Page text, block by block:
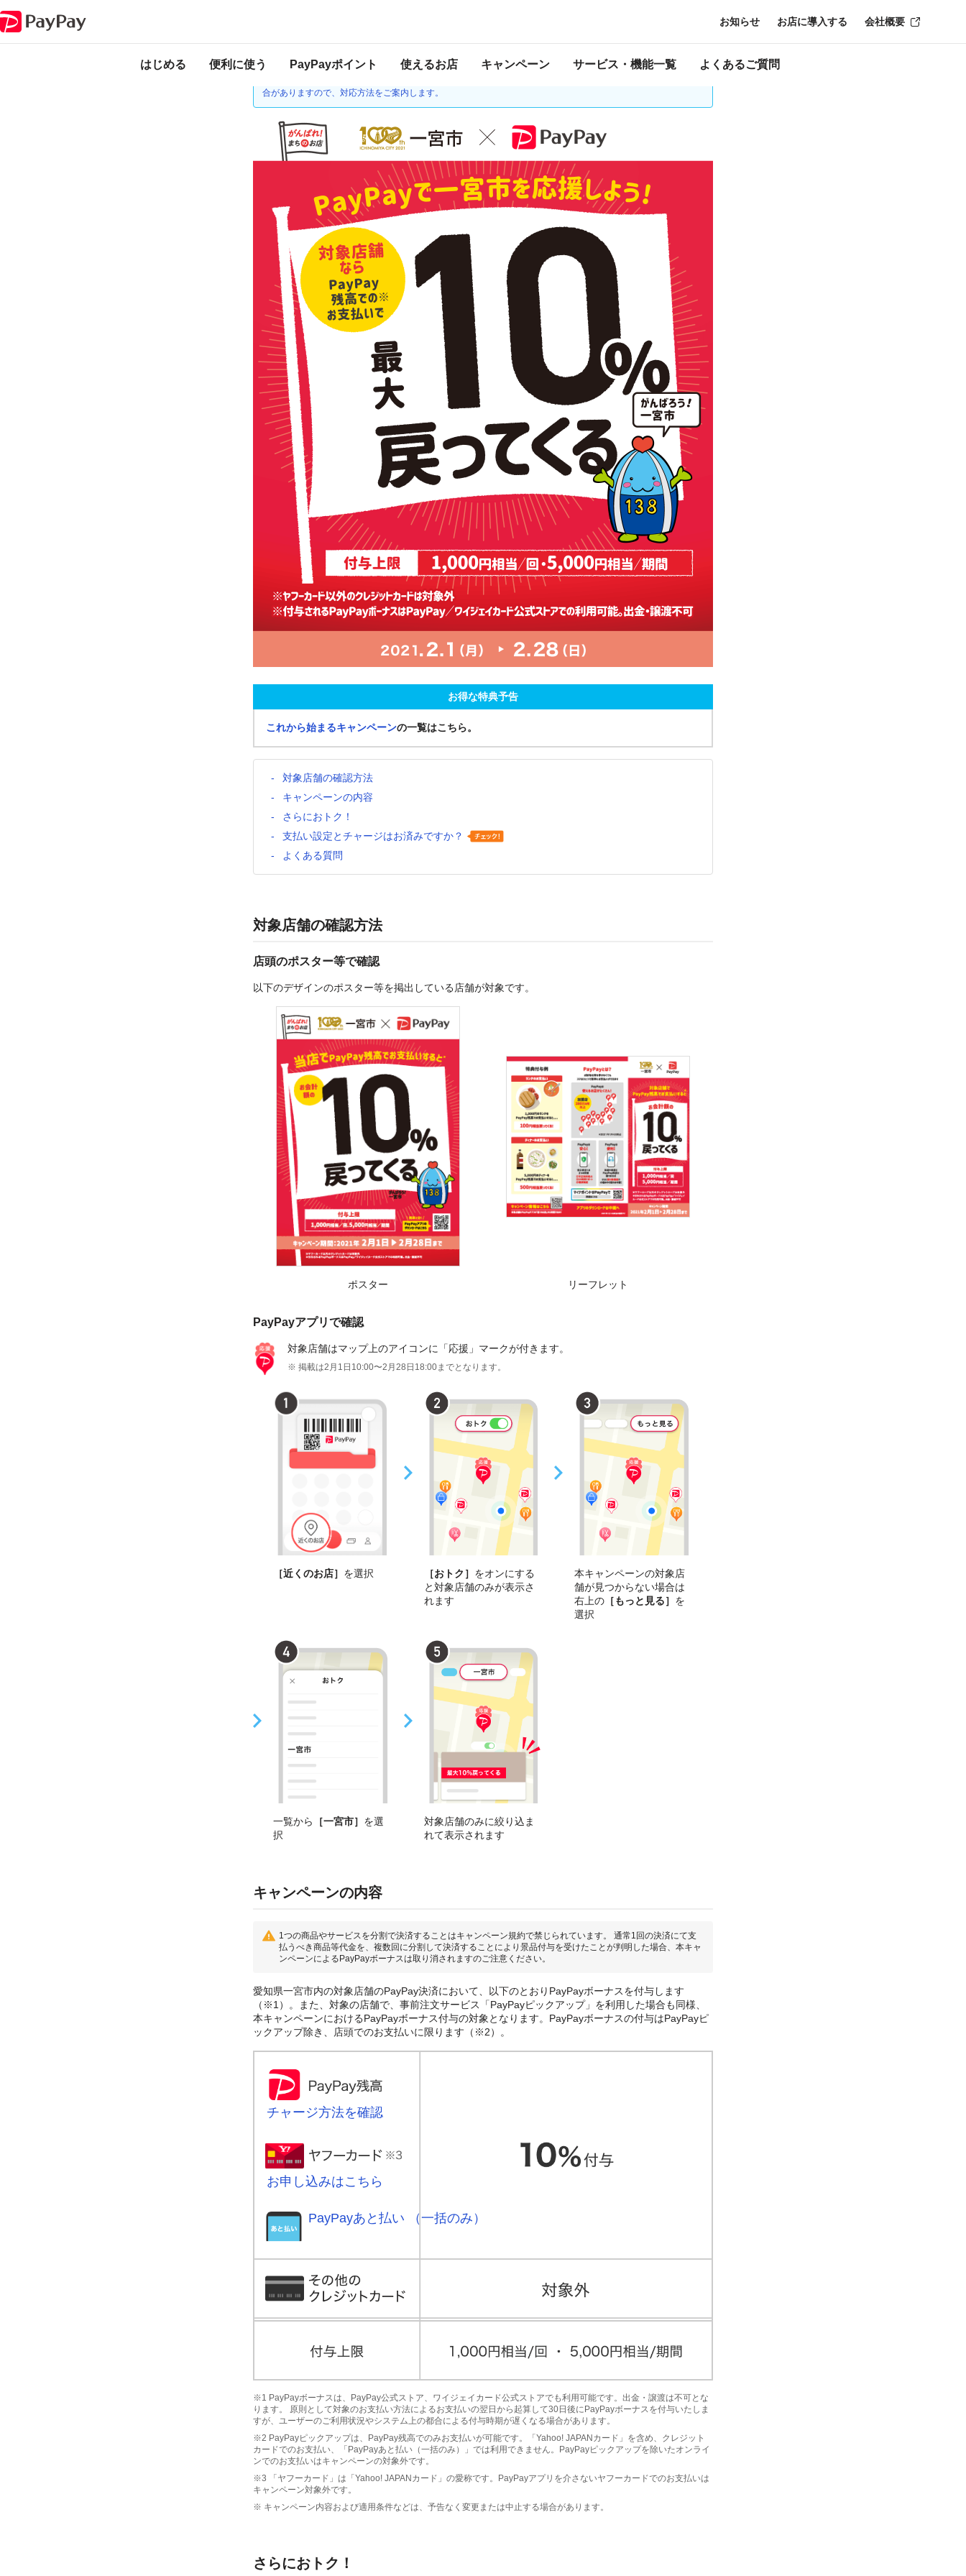
はじめる 便利に使う PayPayポイント 使えるお店 キャンペーン サービス・機能一覧 よくあるご質問
お知らせ お店に導入する 会社概要
ります。
合がありますので、対応方法をご案内します。
お得な特典予告
これから始まるキャンペーンの一覧はこちら。
対象店舗の確認方法
キャンペーンの内容
さらにおトク！
支払い設定とチャージはお済みですか？
よくある質問
対象店舗の確認方法
店頭のポスター等で確認
以下のデザインのポスター等を掲出している店舗が対象です。
ポスター リーフレット
PayPayアプリで確認
対象店舗はマップ上のアイコンに「応援」マークが付きます。
※ 掲載は2月1日10:00〜2月28日18:00までとなります。
［近くのお店］ を選択 ［おトク］ をオンにする
と対象店舗のみが表示さ
れます
本キャンペーンの対象店
舗が見つからない場合は
右上の ［もっと見る］ を
選択
一覧から ［一宮市］ を選
択
対象店舗のみに絞り込ま
れて表示されます
キャンペーンの内容
1つの商品やサービスを分割で決済することはキャンペーン規約で禁じられています。 通常1回の決済にて支
払うべき商品等代金を、複数回に分割して決済することにより景品付与を受けたことが判明した場合、本キャ
ンペーンによるPayPayボーナスは取り消されますのご注意ください。
愛知県一宮市内の対象店舗のPayPay決済において、以下のとおりPayPayボーナスを付与します
（※1）。また、対象の店舗で、事前注文サービス「PayPayピックアップ」を利用した場合も同様、
本キャンペーンにおけるPayPayボーナス付与の対象となります。PayPayボーナスの付与はPayPayピ
ックアップ除き、店頭でのお支払いに限ります（※2）。
チャージ方法を確認
お申し込みはこちら
PayPayあと払い （一括のみ）
※1 PayPayボーナスは、PayPay公式ストア、ワイジェイカード公式ストアでも利用可能です。出金・譲渡は不可とな
ります。 原則として対象のお支払い方法によるお支払いの翌日から起算して30日後にPayPayボーナスを付与いたしま
すが、ユーザーのご利用状況やシステム上の都合による付与時期が遅くなる場合があります。
※2 PayPayピックアップは、PayPay残高でのみお支払いが可能です。「Yahoo! JAPANカード」を含め、クレジット
カードでのお支払い、「PayPayあと払い（一括のみ）」では利用できません。PayPayピックアップを除いたオンライ
ンでのお支払いはキャンペーンの対象外です。
※3 「ヤフーカード」は「Yahoo! JAPANカード」の愛称です。PayPayアプリを介さないヤフーカードでのお支払いは
キャンペーン対象外です。
※ キャンペーン内容および適用条件などは、予告なく変更または中止する場合があります。
さらにおトク！